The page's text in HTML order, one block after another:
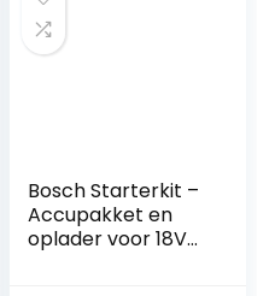
Bosch Starterkit –
Accupakket en
oplader voor 18V